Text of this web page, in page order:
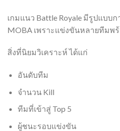
เกมแนว Battle Royale มีรูปแบบ
MOBA เพราะแข่งขันหลายทีมพ
สิ่งที่นิยมวิเคราะห์ ได้แก่
อันดับทีม
จำนวน Kill
ทีมที่เข้าสู่ Top 5
ผู้ชนะรอบแข่งขัน